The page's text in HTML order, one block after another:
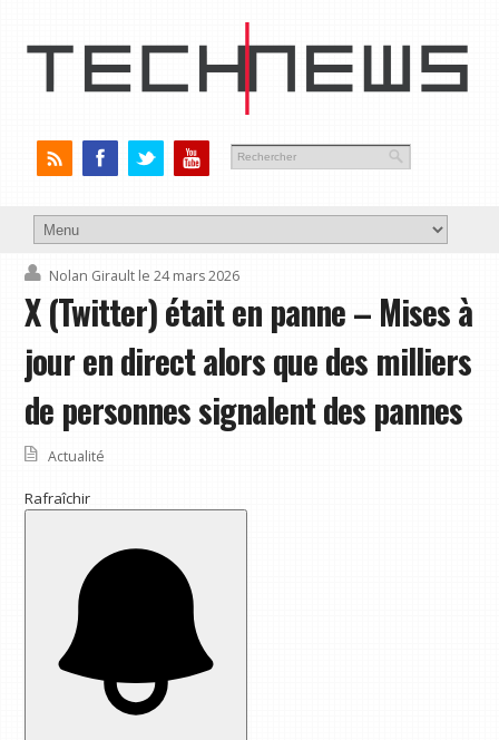
Nolan Girault le 24 mars 2026
X (Twitter) était en panne – Mises à
jour en direct alors que des milliers
de personnes signalent des pannes
Actualité
Rafraîchir